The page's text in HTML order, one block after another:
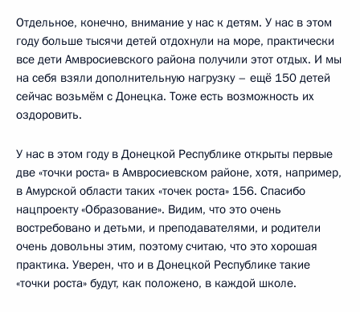
Отдельное, конечно, внимание у нас к детям. У нас в этом
году больше тысячи детей отдохнули на море, практически
все дети Амвросиевского района получили этот отдых. И мы
на себя взяли дополнительную нагрузку – ещё 150 детей
сейчас возьмём с Донецка. Тоже есть возможность их
оздоровить.
У нас в этом году в Донецкой Республике открыты первые
две «точки роста» в Амвросиевском районе, хотя, например,
в Амурской области таких «точек роста» 156. Спасибо
нацпроекту «Образование». Видим, что это очень
востребовано и детьми, и преподавателями, и родители
очень довольны этим, поэтому считаю, что это хорошая
практика. Уверен, что и в Донецкой Республике такие
«точки роста» будут, как положено, в каждой школе.